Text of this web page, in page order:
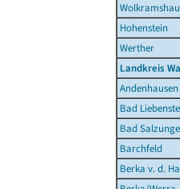
Hohenstein
Werther
Landkreis
Andenhausen
Bad
Bad
Barchfeld
Berka v. d.